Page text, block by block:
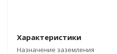
Характеристики
Назначение заземления